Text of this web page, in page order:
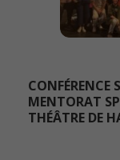
CONFÉRENCE
MENTORAT
THÉÂTRE DE